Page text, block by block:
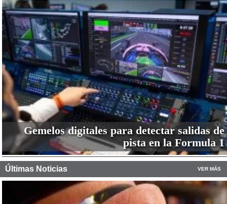
Gemelos digitales para detectar salidas de
pista en la Formula 1
Últimas Noticias VER MÁS